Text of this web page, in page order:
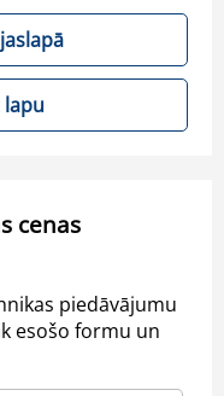
lapu
cenas
piedāvājumu
esošo formu un